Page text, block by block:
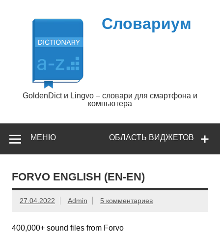
содержимому
Словариум
GoldenDict и Lingvo – словари для смартфона и
компьютера
ОБЛАСТЬ ВИДЖЕТОВ
МЕНЮ
FORVO ENGLISH (EN-EN)
27.04.2022 Admin 5 комментариев
400,000+ sound files from Forvo